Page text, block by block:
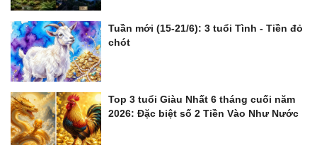
Tuần mới (15-21/6): 3 tuổi Tình - Tiền đỏ
chót
Top 3 tuổi Giàu Nhất 6 tháng cuối năm
2026: Đặc biệt số 2 Tiền Vào Như Nước